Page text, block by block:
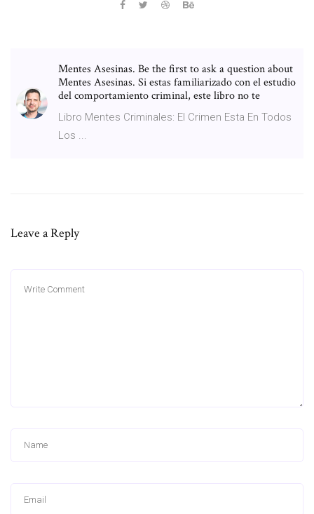
Mentes Asesinas. Be the first to ask a question about
Mentes Asesinas. Si estas familiarizado con el estudio
del comportamiento criminal, este libro no te
Libro Mentes Criminales: El Crimen Esta En Todos
Los ...
Leave a Reply